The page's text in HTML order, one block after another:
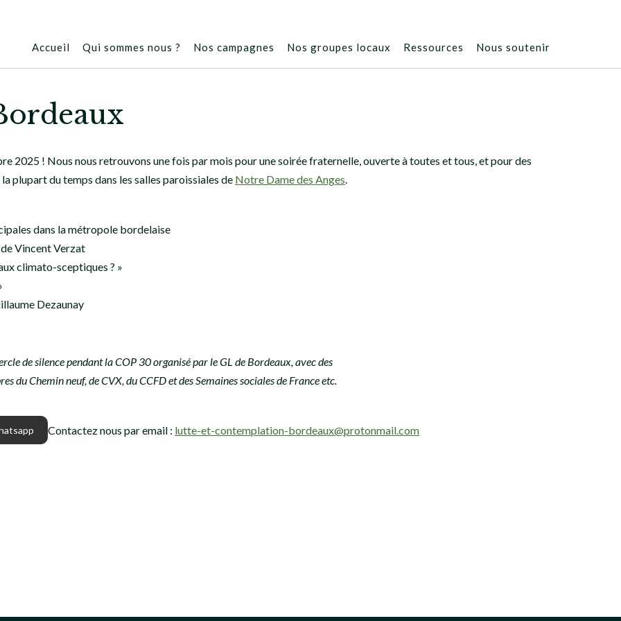
Accueil Qui sommes nous ? Nos campagnes Nos groupes locaux Ressources Nous soutenir
2025 ! Nous nous retrouvons une fois par mois pour une soirée fraternelle, ouverte à toutes et tous, et pour des
plupart du temps dans les salles paroissiales de Notre Dame des Anges.
dans la métropole bordelaise
Vincent Verzat
climato-sceptiques ? »
Dezaunay
de silence pendant la COP 30 organisé par le GL de Bordeaux, avec des
du Chemin neuf, de CVX, du CCFD et des Semaines sociales de France etc.
Contactez nous par email : lutte-et-contemplation-bordeaux@protonmail.com